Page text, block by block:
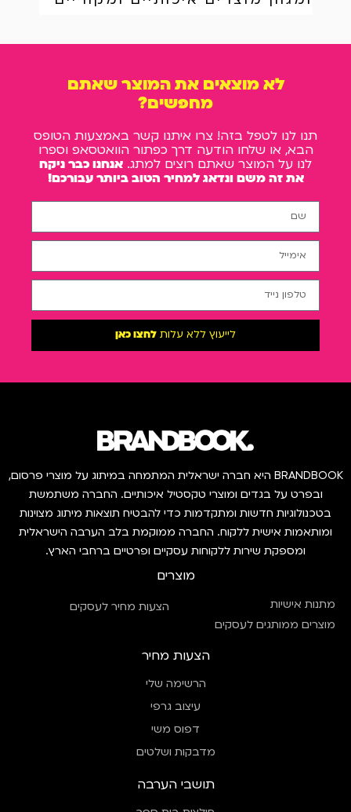
לא מוצאים את המוצר שאתם
מחפשים?
תנו לנו לטפל בזה! צרו איתנו קשר באמצעות הטופס
הבא, או שלחו הודעה דרך כפתור הוואטסאפ וספרו
לנו על המוצר שאתם רוצים למתג. אנחנו כבר ניקח
את זה משם ונדאג למחיר הטוב ביותר עבורכם!
לייעוץ ללא עלות לחצו כאן
BRANDBOOK היא חברה ישראלית המתמחה במיתוג על מוצרי פרסום,
ובפרט על בגדים ומוצרי טקסטיל איכותיים. החברה משתמשת
בטכנולוגיות חדשות ומתקדמות כדי להבטיח תוצאות מיתוג מצוינות
ומותאמות אישית ללקוח. החברה ממוקמת בלב הערבה הישראלית
ומספקת שירות ללקוחות עסקיים ופרטיים ברחבי הארץ.
מוצרים
מתנות אישיות
מוצרים ממותגים לעסקים
הצעות מחיר לעסקים
הצעות מחיר
הרשימה שלי
עיצוב גרפי
דפוס משי
מדבקות ושלטים
תושבי הערבה